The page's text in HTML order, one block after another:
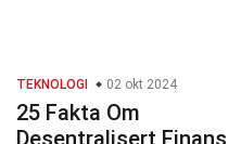
TEKNOLOGI 02 okt 2024
25 Fakta Om